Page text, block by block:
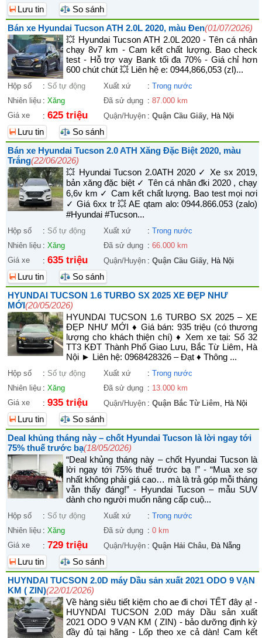
Lưu tin
So sánh
Bán xe Hyundai Tucson ATH 2.0L 2020, màu Đen(01/07/2026)
💥 Hyundai Tucson ATH 2.0L 2020 - Tên cá nhân
chạy 8v7 km - Cam kết chất lượng. Bao check
test - Hỗ trợ vay Bank tối đa 70% - Giá chỉ hơn
600 chút chút 💥 Liên hệ e: 0944,866,053 (zl)...
Hộp số : Số tự động Xuất xứ : Trong nước
Nhiên liệu : Xăng Đã sử dụng : 87.000 km
Giá xe
: 625 triệu Quận/Huyện : Quận Cầu Giấy, Hà Nội
Lưu tin
So sánh
Bán xe Hyundai Tucson 2.0 ATH Xăng Đặc Biệt 2020, màu
Trắng(22/06/2026)
💥 Hyundai Tucson 2.0ATH 2020 ✓ Xe sx 2019,
bản xăng đặc biệt ✓ Tên cá nhân đki 2020 , chạy
6,6v km ✓ Cam kết chất lượng. Bao test mọi nơi
✓ Giá 6xx tr 💥 AE qtam alo: 0944.866.053 (zalo)
#Hyundai #Tucson...
Hộp số : Số tự động Xuất xứ : Trong nước
Nhiên liệu : Xăng Đã sử dụng : 66.000 km
Giá xe
: 635 triệu Quận/Huyện : Quận Cầu Giấy, Hà Nội
Lưu tin
So sánh
HYUNDAI TUCSON 1.6 TURBO SX 2025 XE ĐẸP NHƯ
MỚI(20/05/2026)
HYUNDAI TUCSON 1.6 TURBO SX 2025 – XE
ĐẸP NHƯ MỚI ♦ Giá bán: 935 triệu (có thương
lượng cho khách thiện chí) ♦ Xem xe tại: Số 32
TT3 KĐT Thành Phố Giao Lưu, Bắc Từ Liêm, Hà
Nội ► Liên hệ: 0968428326 – Đạt ♦ Thông ...
Hộp số : Số tự động Xuất xứ : Trong nước
Nhiên liệu : Xăng Đã sử dụng : 13.000 km
Giá xe
: 935 triệu Quận/Huyện : Quận Bắc Từ Liêm, Hà Nội
Lưu tin
So sánh
Deal khủng tháng này – chốt Hyundai Tucson là lời ngay tới
75% thuế trước bạ(18/05/2026)
“Deal khủng tháng này – chốt Hyundai Tucson là
lời ngay tới 75% thuế trước bạ !” - “Mua xe sợ
nhất không phải giá cao… mà là trả góp mỗi tháng
vẫn thấy đáng!” - Hyundai Tucson – mẫu SUV
dành cho người muốn nâng cấp cuộ...
Hộp số : Số tự động Xuất xứ : Trong nước
Nhiên liệu : Xăng Đã sử dụng : 0 km
Giá xe
: 729 triệu Quận/Huyện : Quận Hải Châu, Đà Nẵng
Lưu tin
So sánh
HUYNDAI TUCSON 2.0D máy Dầu sản xuất 2021 ODO 9 VẠN
KM ( ZIN)(22/01/2026)
Về hàng siêu tiết kiệm cho ae đi chơi TẾT đây ạ! -
HUYNDAI TUCSON 2.0D máy Dầu sản xuất
2021 ODO 9 VẠN KM ( ZIN) - bảo dưỡng định kỳ
đầy đủ tại hãng - Lốp theo xe cả dàn! Cam kết